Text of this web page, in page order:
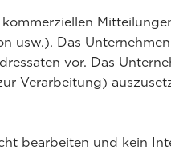
usw.). Das
vor. Das
Verarbeitung)
bearbeiten und kein